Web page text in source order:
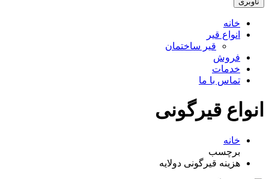
خانه
انواع قیر
قیر ساختمان
فروش
خدمات
تماس با ما
انواع قیرگونی
خانه
برچسب
هزینه قیرگونی دولایه